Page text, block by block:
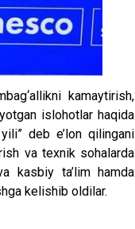
kamaytirish,
islohotlar haqida
deb e’lon qilingani
va texnik sohalarda
kasbiy ta’lim hamda
kelishib oldilar.